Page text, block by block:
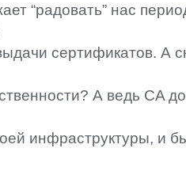
“радовать” нас
сертификатов. А
А ведь CA
инфраструктуры, и